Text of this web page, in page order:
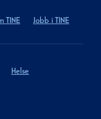
TINE Jobb i TINE
Helse